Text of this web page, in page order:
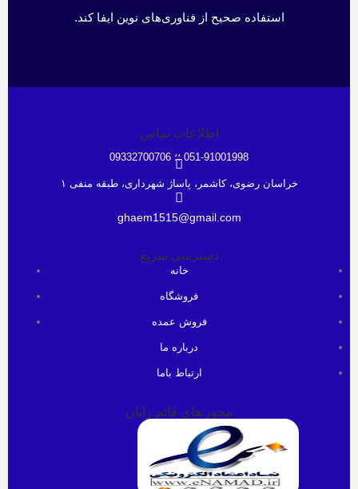
استفاده صحیح از فناوری‌های نوین ایفا کند.
اطلاعات تماس
051-91001998 ؛؛ 09332700706
خراسان رضوی، کاشمر، پاساژ شهرداری، طبقه منفی ۱
ghaem1515@gmail.com
دسترسی سریع
خانه
فروشگاه
فروش عمده
درباره ما
ارتباط باما
مجوز های قائم رایان